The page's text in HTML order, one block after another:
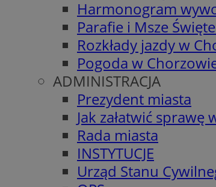
Harmonogram
Parafie i Msze
Rozkłady jazdy w
Pogoda w
ADMINISTRACJA
Prezydent miasta
Jak załatwić sprawę
Rada miasta
INSTYTUCJE
Urząd Stanu